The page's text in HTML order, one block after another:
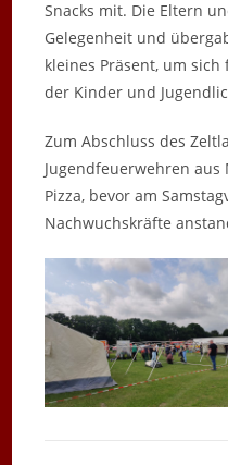
Snacks mit. Die Eltern
Gelegenheit und
kleines Präsent, um
der Kinder und
Zum Abschluss des
Jugendfeuerwehren
Pizza, bevor am
Nachwuchskräfte